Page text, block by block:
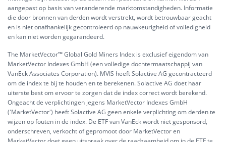
aangepast op basis van veranderende marktomstandigheden. Informatie
die door bronnen van derden wordt verstrekt, wordt betrouwbaar geacht
en is niet onafhankelijk gecontroleerd op nauwkeurigheid of volledigheid
en kan niet worden gegarandeerd.
The MarketVector™ Global Gold Miners Index is exclusief eigendom van
MarketVector Indexes GmbH (een volledige dochtermaatschappij van
VanEck Associates Corporation). MVIS heeft Solactive AG gecontracteerd
om de index te bij te houden en te berekenen. Solactive AG doet haar
uiterste best om ervoor te zorgen dat de index correct wordt berekend.
Ongeacht de verplichtingen jegens MarketVector Indexes GmbH
('MarketVector') heeft Solactive AG geen enkele verplichting om derden te
wijzen op fouten in de index. De ETF van VanEck wordt niet gesponsord,
onderschreven, verkocht of gepromoot door MarketVector en